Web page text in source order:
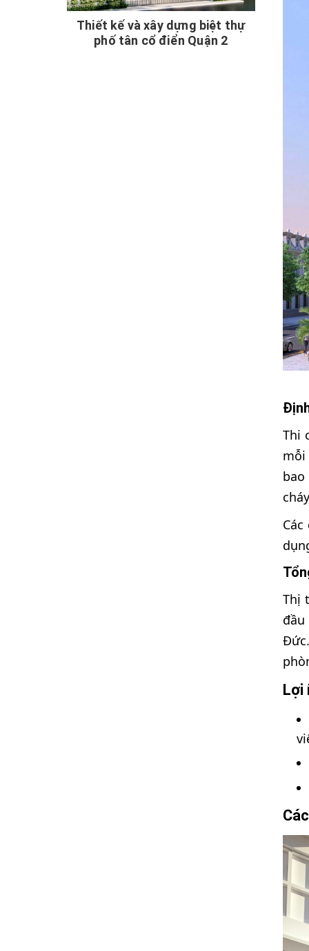
Thi
mỗi
Thị
Thiết kế và xây dựng biệt thự
phố tân cổ điển Quận 2